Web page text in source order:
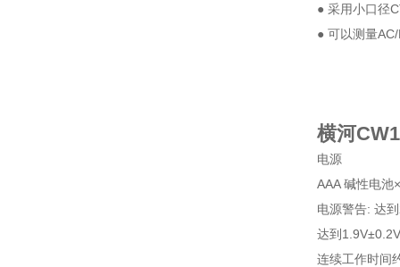
● 采用小口径
● 可以测量
横河
电源
AAA 碱性电池
电源警告: 达
达到
连续工作时间